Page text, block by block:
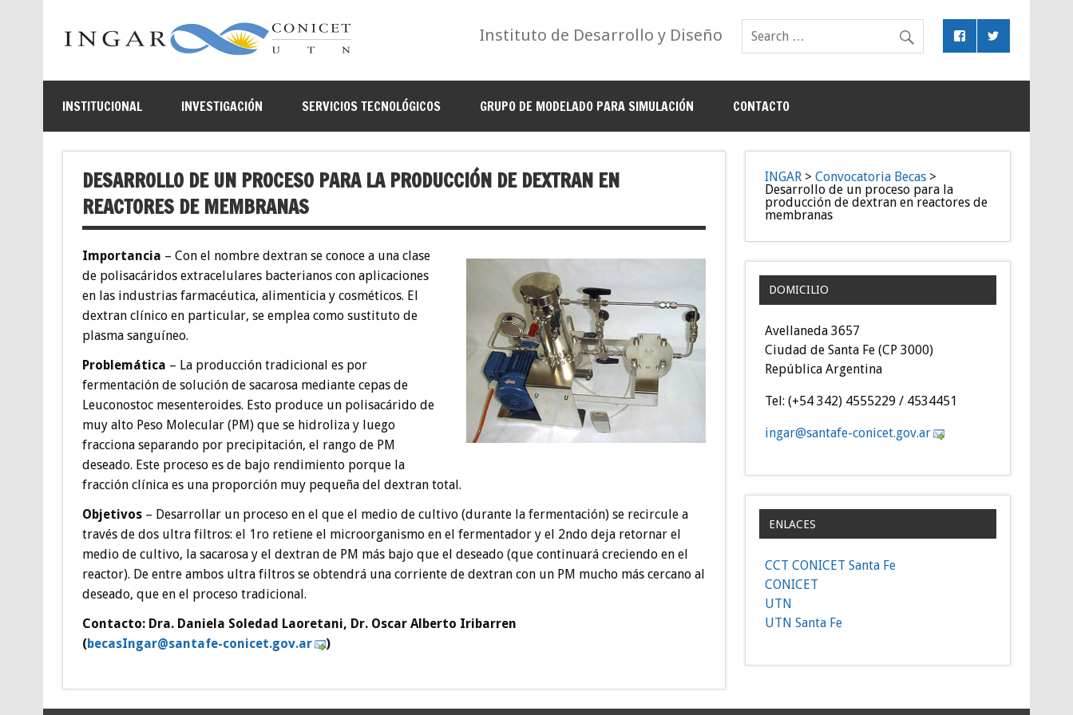
Instituto de Desarrollo y Diseño
INSTITUCIONAL INVESTIGACIÓN SERVICIOS TECNOLÓGICOS GRUPO DE MODELADO PARA SIMULACIÓN CONTACTO
DESARROLLO DE UN PROCESO PARA LA PRODUCCIÓN DE DEXTRAN EN
REACTORES DE MEMBRANAS
Importancia – Con el nombre dextran se conoce a una clase
de polisacáridos extracelulares bacterianos con aplicaciones
en las industrias farmacéutica, alimenticia y cosméticos. El
dextran clínico en particular, se emplea como sustituto de
plasma sanguíneo.
Problemática – La producción tradicional es por
fermentación de solución de sacarosa mediante cepas de
Leuconostoc mesenteroides. Esto produce un polisacárido de
muy alto Peso Molecular (PM) que se hidroliza y luego
fracciona separando por precipitación, el rango de PM
deseado. Este proceso es de bajo rendimiento porque la
fracción clínica es una proporción muy pequeña del dextran total.
Objetivos– Desarrollar un proceso en el que el medio de cultivo (durante la fermentación) se recircule a
través de dos ultra filtros: el 1ro retiene el microorganismo en el fermentador y el 2ndo deja retornar el
medio de cultivo, la sacarosa y el dextran de PM más bajo que el deseado (que continuará creciendo en el
reactor). De entre ambos ultra filtros se obtendrá una corriente de dextran con un PM mucho más cercano al
deseado, que en el proceso tradicional.
Contacto: Dra. Daniela Soledad Laoretani, Dr. Oscar Alberto Iribarren
(
ra.vo
g.tec
inoc-
efatn
as@ra
gnIsa
ceb )
INGAR >Convocatoria Becas >
Desarrollo de un proceso para la
producción de dextran en reactores de
membranas
DOMICILIO
Avellaneda 3657
Ciudad de Santa Fe (CP 3000)
República Argentina
Tel: (+54 342) 4555229 / 4534451
ra.vo
g.tec
inoc-
efatn
as@ra
gni
ENLACES
CCT CONICET Santa Fe
CONICET
UTN
UTN Santa Fe